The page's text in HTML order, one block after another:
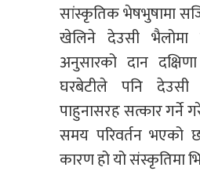
सांस्कृतिक भेषभुषामा
खेलिने देउसी भैलोमा
अनुसारको दान
घरबेटीले पनि देउसी
पाहुनासरह सत्कार गर्ने
समय परिवर्तन
कारण हो यो संस्कृतिमा